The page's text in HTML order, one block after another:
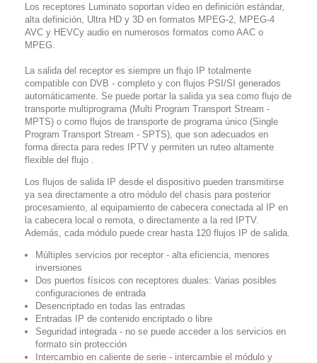
Los receptores Luminato soportan vídeo en definición estándar,
alta definición, Ultra HD y 3D en formatos MPEG-2, MPEG-4
AVC y HEVCy audio en numerosos formatos como AAC o
MPEG.
La salida del receptor es siempre un flujo IP totalmente
compatible con DVB - completo y con flujos PSI/SI generados
automáticamente. Se puede portar la salida ya sea como flujo de
transporte multiprograma (Multi Program Transport Stream -
MPTS) o como flujos de transporte de programa único (Single
Program Transport Stream - SPTS), que son adecuados en
forma directa para redes IPTV y permiten un ruteo altamente
flexible del flujo .
Los flujos de salida IP desde el dispositivo pueden transmitirse
ya sea directamente a otro módulo del chasis para posterior
procesamiento, al equipamiento de cabecera conectada al IP en
la cabecera local o remota, o directamente a la red IPTV.
Además, cada módulo puede crear hasta 120 flujos IP de salida.
Múltiples servicios por receptor - alta eficiencia, menores
inversiones
Dos puertos físicos con receptores duales: Varias posibles
configuraciones de entrada
Desencriptado en todas las entradas
Entradas IP de contenido encriptado o libre
Seguridad integrada - no se puede acceder a los servicios en
formato sin protección
Intercambio en caliente de serie - intercambie el módulo y